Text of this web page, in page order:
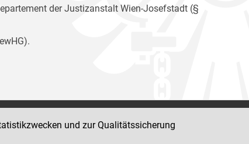
der Justizanstalt Wien-Josefstadt (§
und zur Qualitätssicherung